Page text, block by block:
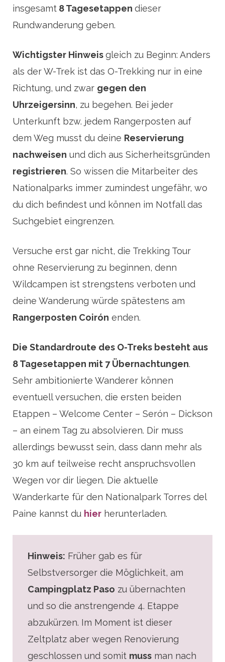
insgesamt 8 Tagesetappen dieser
Rundwanderung geben.
Wichtigster Hinweisgleich zu Beginn: Anders
als der W-Trek ist das O-Trekking nur in eine
Richtung, und zwar gegen den
Uhrzeigersinn, zu begehen. Bei jeder
Unterkunft bzw. jedem Rangerposten auf
dem Weg musst du deine Reservierung
nachweisen und dich aus Sicherheitsgründen
registrieren. So wissen die Mitarbeiter des
Nationalparks immer zumindest ungefähr, wo
du dich befindest und können im Notfall das
Suchgebiet eingrenzen.
Versuche erst gar nicht, die Trekking Tour
ohne Reservierung zu beginnen, denn
Wildcampen ist strengstens verboten und
deine Wanderung würde spätestens am
Rangerposten Coirón enden.
Die Standardroute des O-Treks besteht aus
8 Tagesetappen mit 7 Übernachtungen.
Sehr ambitionierte Wanderer können
eventuell versuchen, die ersten beiden
Etappen – Welcome Center – Serón – Dickson
– an einem Tag zu absolvieren. Dir muss
allerdings bewusst sein, dass dann mehr als
30 km auf teilweise recht anspruchsvollen
Wegen vor dir liegen. Die aktuelle
Wanderkarte für den Nationalpark Torres del
Paine kannst du hier herunterladen.
Hinweis: Früher gab es für
Selbstversorger die Möglichkeit, am
Campingplatz Paso zu übernachten
und so die anstrengende 4. Etappe
abzukürzen. Im Moment ist dieser
Zeltplatz aber wegen Renovierung
geschlossen und somit muss man nach